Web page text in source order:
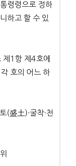
령령으로 정하
하고 할 수 있
1항 제4호에
각 호의 어느 하
(盛土)·굴착·천